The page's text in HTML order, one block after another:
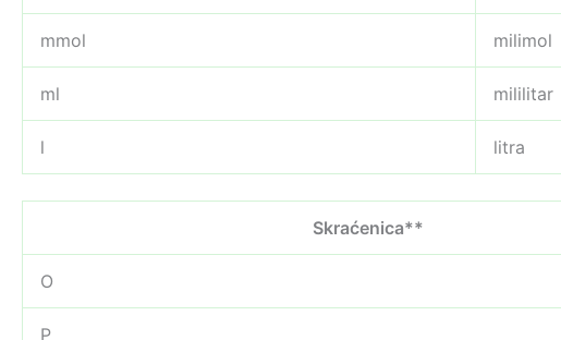
mmol milimol
ml mililitar
l litra
Skraćenica**
O
P